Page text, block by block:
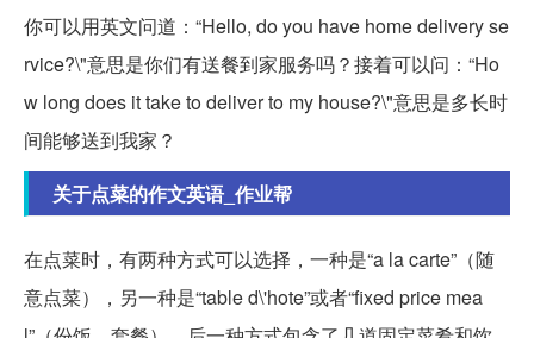
你可以用英文问道：“Hello, do you have home delivery se
rvice?\"意思是你们有送餐到家服务吗？接着可以问：“Ho
w long does it take to deliver to my house?\"意思是多长时
间能够送到我家？
关于点菜的作文英语_作业帮
在点菜时，有两种方式可以选择，一种是“a la carte”（随
意点菜），另一种是“table d\'hote”或者“fixed price mea